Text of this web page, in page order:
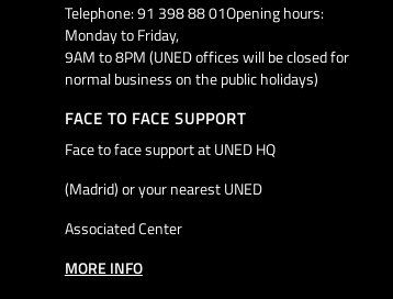
Telephone: 91 398 88 01Opening hours:
Monday to Friday,
9AM to 8PM (UNED offices will be closed for
normal business on the public holidays)
FACE TO FACE SUPPORT
Face to face support at UNED HQ
(Madrid) or your nearest UNED
Associated Center
MORE INFO